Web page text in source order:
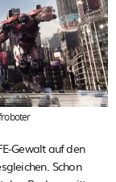
Gewalt auf den
Schon